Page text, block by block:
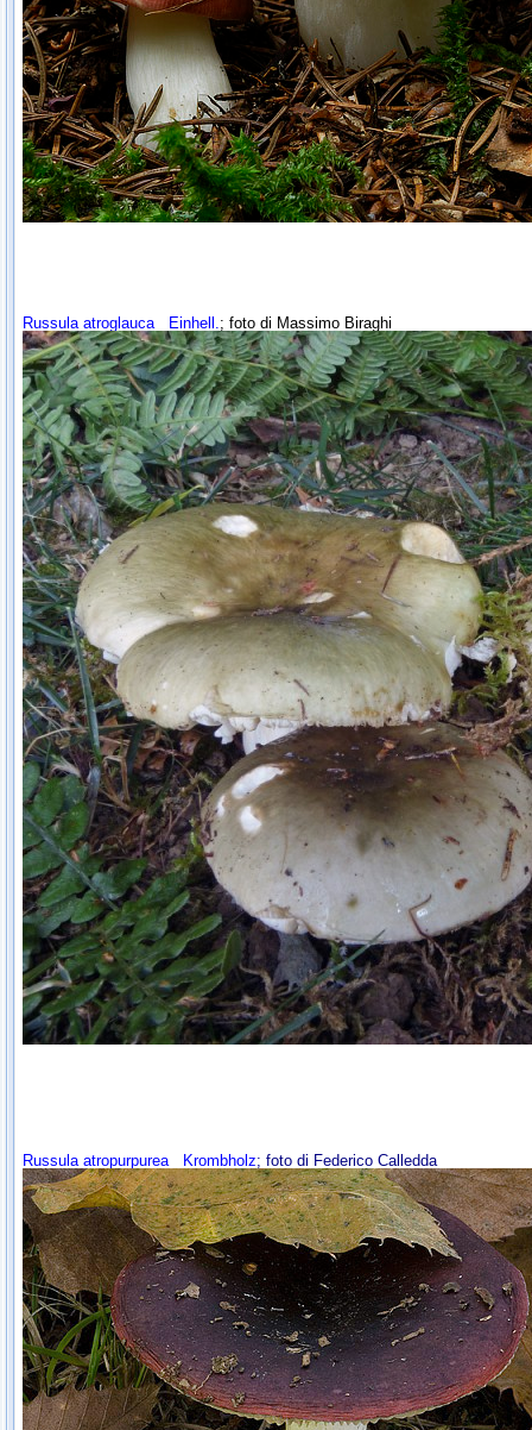
Russula atroglauca Einhell.; foto di Massimo Biraghi
Russula atropurpurea Krombholz; foto di Federico Calledda